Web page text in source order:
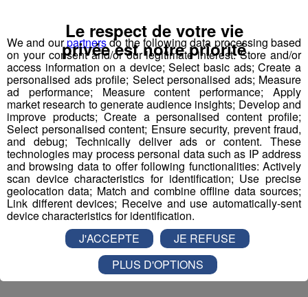
30.07.2026 Actualités Régionales 09h32 2'09"
30.07.2026 Actualités Régionales 09h06 2'56"
30.07.2026 Actualités Régionales 08h34 2'12"
30.07.2026 Actualités Régionales 08h05 3'01"
30.07.2026 Actualités Régionales 07h38 2'05"
30.07.2026 Actualités Régionales 07h10 3'04"
29.07.2026 Actualités Régionales 13h03 2'02"
Actualités Régionales 12h03
Actualités Régionales 10h05
29.07.2026 Actualités Régionales 09h33 2'19"
Vallée de l'Arve : les véhicules les
plus polluants bientôt interdits de
circulation ?
Interdire les véhicules trop polluants de rouler : cette
mesure est courante dans les grandes villes. Et bien
elle pourrait bien débarquer dans la vallée de l’Arve.
C’est ce qu’a fait savoir le préfet de Haute-Savoie,
hier. Il a prévu de se concerter avec les élus de la
vallée pour réfléchir aux modalités que pourrait
prendre cette mesure, qui entrerait en vigueur l’année
prochaine, dans le cadre du Plan de Protection de
Économie Environnement
We and ourpartnersdo the following data processing based
on your consent and/or our legitimate interest: Store and/or
access information on a device; Select basic ads; Create a
personalised ads profile; Select personalised ads; Measure
ad performance; Measure content performance; Apply
market research to generate audience insights; Develop and
improve products; Create a personalised content profile;
Select personalised content; Ensure security, prevent fraud,
and debug; Technically deliver ads or content. These
technologies may process personal data such as IP address
and browsing data to offer following functionalities: Actively
scan device characteristics for identification; Use precise
geolocation data; Match and combine offline data sources;
Link different devices; Receive and use automatically-sent
device characteristics for identification.
Le respect de votre vie
privée est notre priorité
J'ACCEPTE
JE REFUSE
PLUS D'OPTIONS